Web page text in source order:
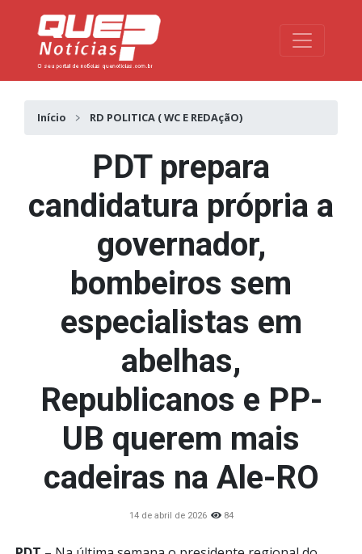
Toggle
Início RD POLITICA ( WC E REDAçãO)
PDT prepara
candidatura própria a
governador,
bombeiros sem
especialistas em
abelhas,
Republicanos e PP-
UB querem mais
cadeiras na Ale-RO
14 de abril de 2026 84